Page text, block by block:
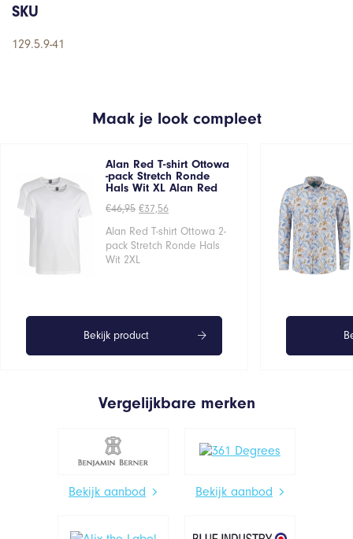
SKU
129.5.9-41
Maak je look compleet
Alan Red T-shirt Ottowa
-pack Stretch Ronde
Hals Wit XL Alan Red
€46,95 Oorspronkelijke
was:
€46,95.
€37,56Huidige
is:
€37,56.
Alan Red T-shirt Ottowa 2-
pack Stretch Ronde Hals
Wit 2XL
Bekijk product
Vergelijkbare merken
Bekijk aanbod Bekijk aanbod